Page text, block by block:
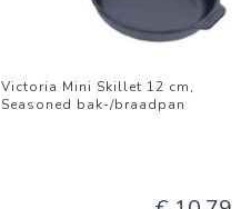
Victoria Mini Skillet 12 cm,
Seasoned bak-/braadpan